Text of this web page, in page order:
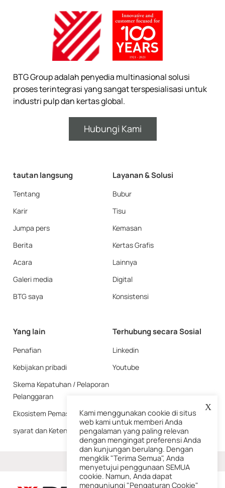
BTG Group adalah penyedia multinasional solusi
proses terintegrasi yang sangat terspesialisasi untuk
industri pulp dan kertas global.
Hubungi Kami
tautan langsung
Tentang
Karir
Jumpa pers
Berita
Acara
Galeri media
BTG saya
Layanan & Solusi
Bubur
Tisu
Kemasan
Kertas Grafis
Lainnya
Digital
Konsistensi
Yang lain
Penafian
Kebijakan pribadi
Skema Kepatuhan / Pelaporan
Pelanggaran
Ekosistem Pemasok
syarat dan Ketentuan
Terhubung secara Sosial
Linkedin
Youtube
Lagi
X
Kami menggunakan cookie di situs
web kami untuk memberi Anda
pengalaman yang paling relevan
dengan mengingat preferensi Anda
dan kunjungan berulang. Dengan
mengklik "Terima Semua", Anda
menyetujui penggunaan SEMUA
cookie. Namun, Anda dapat
mengunjungi "Pengaturan Cookie"